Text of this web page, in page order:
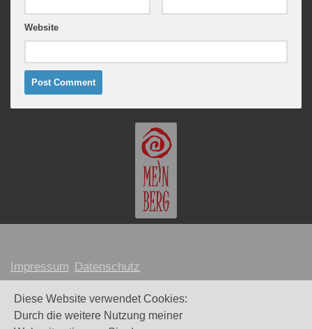
Website
Impressum Datenschutz
MARION MEINBERG © 2026
Webdesign und Umsetzung:Maike Littkemann
Diese Website verwendet Cookies:
Durch die weitere Nutzung meiner